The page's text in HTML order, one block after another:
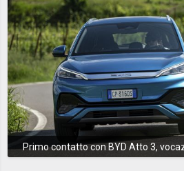
Primo contatto con BYD Atto 3,